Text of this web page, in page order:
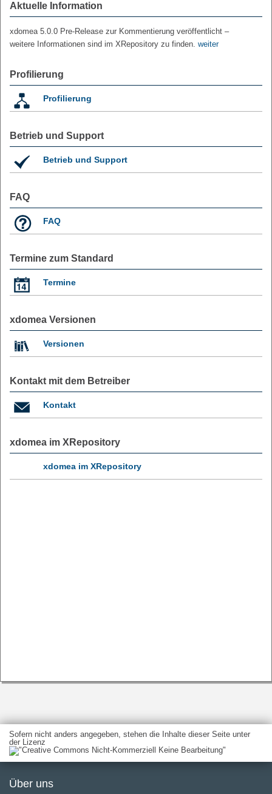
Aktuelle Information
xdomea 5.0.0 Pre-Release zur Kommentierung veröffentlicht –
weitere Informationen sind im XRepository zu finden. weiter
Profilierung
Profilierung
Betrieb und Support
Betrieb und Support
FAQ
FAQ
Termine zum Standard
Termine
xdomea Versionen
Versionen
Kontakt mit dem Betreiber
Kontakt
xdomea im XRepository
xdomea im XRepository
Sofern nicht anders angegeben, stehen die Inhalte dieser Seite unter
der Lizenz
Über uns